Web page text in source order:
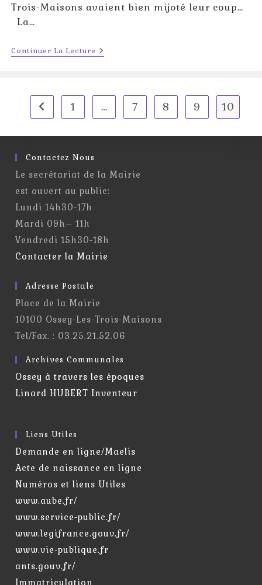
Trois-Maisons avaient bien mijoté leur coup…
La…
Continuer La Lecture Repas
Dansant
Go to the previous page
1 … 7 8 9 10
Contactez Nous
Le secrétariat de la Mairie
est ouvert au public:
Lundi 14h30-17h
Mardi 09h– 11h
Vendredi 15h30-18h
Contacter la Mairie
Adresse Postale
Place de la Mairie
10100 Ossey-Les-Trois-Maisons
Tel/Fax. : 03.25.21.52.06
Archives Communales
Ossey à travers les époques
Linard HUBERT Inventeur
Liens Utiles
Demande en ligne/Maelis
Acte de naissance en ligne
Numéros et liens Utiles
www.aube.fr/
www.service-public.fr/
www.legifrance.gouv.fr/
www.vie-publique.fr
ants.gouv.fr/
Immatriculation